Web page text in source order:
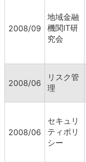
2008/09
地域金融
機関IT研
究会
2008/06
リスク管
理
2008/06
セキュリ
ティポリ
シー